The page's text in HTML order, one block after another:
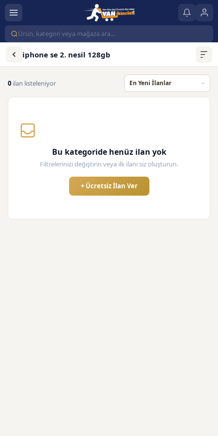
iphone se 2. nesil 128gb
0 ilan listeleniyor
Bu kategoride henüz ilan yok
Filtrelerinizi değiştirin veya ilk ilanı siz oluşturun.
+ Ücretsiz İlan Ver